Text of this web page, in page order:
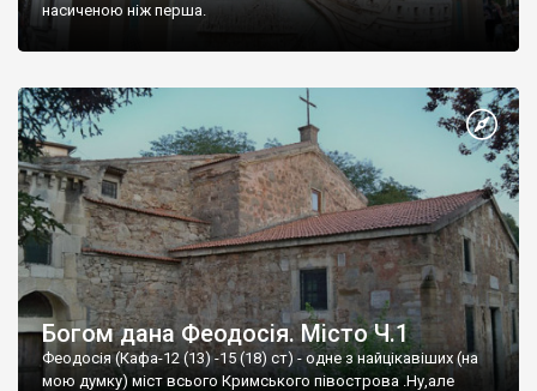
насиченою ніж перша.
Богом дана Феодосія. Місто Ч.1
Феодосія (Кафа-12 (13) -15 (18) ст) - одне з найцікавіших (на
мою думку) міст всього Кримського півострова .Ну,але